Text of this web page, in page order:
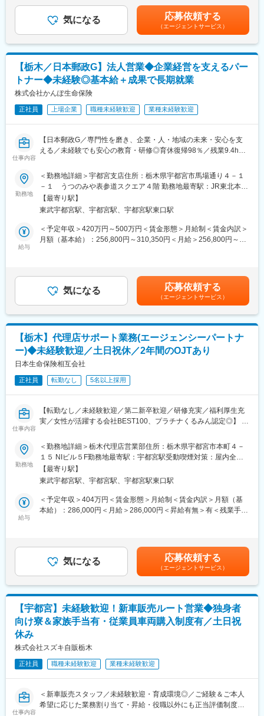
・出生サポート制度（育児短時間勤務、チャイルドケア勤務等）
・月の平均残業時間は全体で20H程度
・女性のキャリア改革（育児時短勤務期間引き延ばしなど）
・平均有給取得日数13.1日
変更の範囲：会社の定める業務
手育成を担っていただくポジションも想定しております。
に重点を置いて取り組んでおります。
■選べる転勤制度
Fコース（転居を伴う転勤有）／ Aコース（転居を伴う転勤無）
■配属部署
・コンサルティング営業部内、プライベートバンキング室へ配属
いたします。転勤がなく、本店勤務となります。
・営業部門を担う財産コンサルタントは現在14名体制であり、内
2名が中途採用で入行した信託銀行経験者です。信託銀行や会計事
る方など、信託実務に関する知識を有し、即戦力となっていただ
ける方を採用いたします。
■働き方
100%、女性のキャリア改革（育児時短勤務期間引き延ばしなど）
時代に合った働き方で安心して長期的に働くための福利厚生が充
■福利厚生について
安心して長期的に働くための福利厚生が充実しています。
借上社宅制度/各地に独身寮完備/各種制度休暇(育休・介護・リフ
レッシュ休暇)/自己研鑽支援制度などなど
■当ポジションの魅力
・お客さまとのリレーションのなかで、地域と自分自身の成長を
実感できるポジションです。これまで培われてきたキャリア・ス
キルを活かし、金融を通じて地域の活性化につなげていただきた
変更の範囲：会社の定める業務
る可能性があります。月給(月額)は固定手当を含めた表記です。
気になる 応募依頼する
（エージェントサービス）
【栃木／日本郵政G】法人営業◆企業経営を支えるパー
トナー◆未経験◎基本給＋成果で長期就業
株式会社かんぽ生命保険
正社員 上場企業 職種未経験歓迎 業種未経験歓迎
仕事内容
【日本郵政G／専門性を磨き、企業・人・地域の未来・安心を支
える／未経験でも安心の教育・研修◎育休復帰98％／残業9.4h】
■業務内容
業界トップ級の顧客基盤を誇る「かんぽ生命」の法人営業とし
て、経営者にお会いします。経営者が抱える事業継続・承継に関
する不安、福利厚生や退職金制度の整備に関する課題、役員・従
業員の万が一に備える保障不足といった経営・人に関わるさまざ
まなリスクに対して、保険商品の提案から契約後のアフターフォ
ローまで一貫して担当します。
10:00 訪問準備：提案資料、訪問先企業の確認や準備
12:00 昼食
13:00 新規企業訪問：お困りごと・ご要望のヒアリング
16:30 事務処理など
17:15 退社
経営者へ事業の将来像や人材への想いを丁寧にヒアリングし、最
適な保険商品を提供します。
企業と従業員の「もしも」に備え、安心して事業を継続できるよ
う支える社会的意義のある仕事です。契約後も継続的にフォロー
を行い、お客さまと長期的な信頼関係を築いていきます。
日頃なかなかお会いすることのできない企業経営者との面談機会
が多いため、営業スキルだけでなく、対話を通して事業理解力・
■教育体制：
充実した教育カリキュラムとサポート体制を整えています。
教育カリキュラム：
・2～3週間：保険募集に必要な資格取得するための学習教材の提
供及び学習時間
・インストラクターと呼ばれる教育・研修担当者による、特に営
業力のスキル取得の指導を受けられる環境も整備
・営業活動は先輩社員や上司と同行しながらスタートします。1人
でいきなり任されることはありません
・商談の方法やポイントを解説した各種研修動画等を見て、自分
のタイミングで自己学習することもできます
務として規定する業務全般
勤務地
＜勤務地詳細＞宇都宮支店住所：栃木県宇都宮市馬場通り４－１
－１ うつのみや表参道スクエア４階 勤務地最寄駅：JR東北本線
／宇都宮駅受動喫煙対策：敷地内喫煙可能場所あり変更の範囲：
関東エリア10か所の支店
【最寄り駅】
東武宇都宮駅、宇都宮駅、宇都宮駅東口駅
給与
＜予定年収＞420万円～500万円＜賃金形態＞月給制＜賃金内訳＞
月額（基本給）：256,800円～310,350円＜月給＞256,800円～
当、都市部に勤務する社員に対する勤務地手当等を支給■詳細は社
内規程に基づき決定します。■昇給：年1回／賞与：年2回賃金は
あくまでも目安の金額であり、選考を通じて上下する可能性があ
ります。月給(月額)は固定手当を含めた表記です。
気になる 応募依頼する
（エージェントサービス）
【栃木】代理店サポート業務(エージェンシーパートナ
ー)◆未経験歓迎／土日祝休／2年間のOJTあり
日本生命保険相互会社
正社員 転勤なし 5名以上採用
仕事内容
【転勤なし／未経験歓迎／第二新卒歓迎／研修充実／福利厚生充
実／女性が活躍する会社BEST100、プラチナくるみん認定◎】
※2026年10月1日入社の募集となります（ご相談の上、2026年11
月1日入社の可能性あり）。
日本生命保険の商品を販売していただいている、税理士・公認会
計士事務所、保険専業代理店といった代理店に対する販売サポー
ト営業を行います。
また、まだ当社の代理店制度にご登録のない代理店へ制度案内を
行い、新規代理店登録業務も担当します。
来店型の代理店（保険ショップ）や訪問型の代理店（保険専業代
理店）を訪問。商品説明や事務手続きのサポートを行います。
し、ご案内します。
・16：30帰社
外出先で得た情報共有や事務処理を行います。
■研修体制
術、コンサルティングスキルなど、生命保険に関する知識やノウ
■働きやすい環境
2024年版「女性が活躍する会社BEST100」【ワークライフバラン
勤務地
＜勤務地詳細＞栃木代理店営業部住所：栃木県宇都宮市本町４－
１５ NIビル５F勤務地最寄駅：宇都宮駅受動喫煙対策：屋内全面
禁煙変更の範囲：会社の定める事業所
【最寄り駅】
東武宇都宮駅、宇都宮駅、宇都宮駅東口駅
給与
＜予定年収＞404万円＜賃金形態＞月給制＜賃金内訳＞月額（基
本給）：286,000円＜月給＞286,000円＜昇給有無＞有＜残業手当
づく。記載の年収を保証するものではありません。賃金はあくま
でも目安の金額であり、選考を通じて上下する可能性がありま
す。月給(月額)は固定手当を含めた表記です。
気になる 応募依頼する
（エージェントサービス）
【宇都宮】未経験歓迎！新車販売ルート営業◆独身者
向け寮＆家族手当有・従業員車両購入制度有／土日祝
休み
株式会社スズキ自販栃木
正社員 職種未経験歓迎 業種未経験歓迎
仕事内容
＜新車販売スタッフ／未経験歓迎・育成環境◎／ご経験＆ご本人
希望に応じた業務割り当て・昇給・役職以外にも正当評価制度有